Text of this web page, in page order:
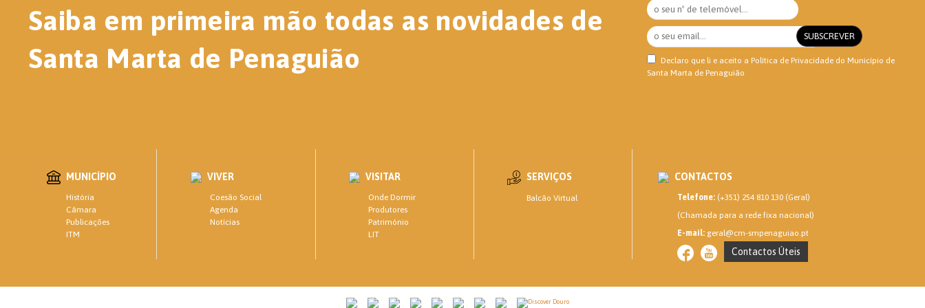
Saiba em primeira mão todas as novidades de
Santa Marta de Penaguião
Declaro que li e aceito a Política de Privacidadedo Município de
Santa Marta de Penaguião
MUNICÍPIO
História
Câmara
Publicações
ITM
VIVER
Coesão Social
Agenda
Notícias
VISITAR
Onde Dormir
Produtores
Património
LIT
SERVIÇOS
Balcão Virtual
CONTACTOS
Telefone:(+351) 254 810 130 (Geral)
(Chamada para a rede fixa nacional)
E-mail:geral@cm-smpenaguiao.pt
Contactos Úteis